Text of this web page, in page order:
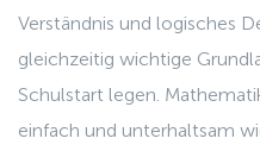
Verständnis und logisches
gleichzeitig wichtige
Schulstart legen.
einfach und unterhaltsam